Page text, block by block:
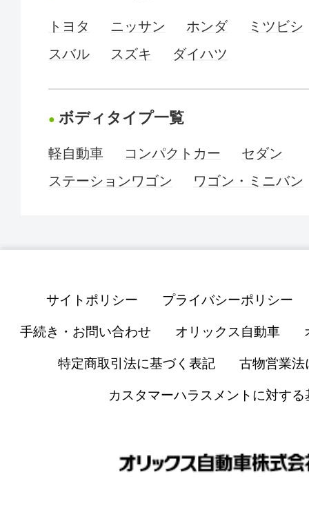
トヨタ ニッサン ホンダ
ミツビシ
スバル
スズキ ダイハツ
ボディタイプ一覧
軽自動車 コンパクトカー
セダン
ステーションワゴン
ワゴン・ミニバン
サイトポリシー プライバシーポリシー
手続き・お問い合わせ オリックス自動車
特定商取引法に基づく表記 古物営業法
カスタマーハラスメントに対する